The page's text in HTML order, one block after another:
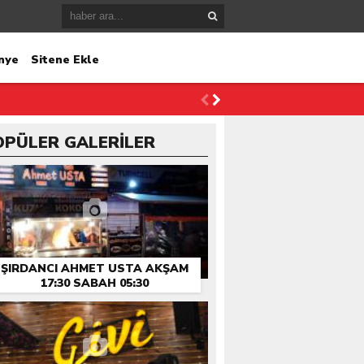
Sitene Ekle
GALERİLER
ŞIRDANCI AHMET USTA AKŞAM
17:30 SABAH 05:30
HIZMETINIZDE…